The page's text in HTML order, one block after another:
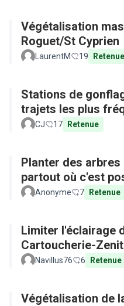
Végétalisation
Roguet/St Cyprien
LaurentM 19 Retenue
Stations de
trajets les plus
CJ 17 Retenue
Planter des
partout où c'est
Anonyme 7 Retenue
Limiter l'éclairage
Cartoucherie-
Navillus76 6 Retenue
Végétalisation de